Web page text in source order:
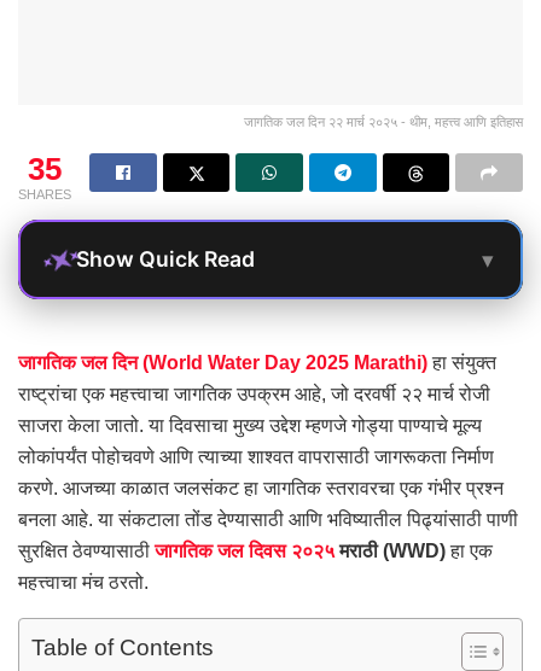
जागतिक जल दिन २२ मार्च २०२५ - थीम, महत्त्व आणि इतिहास
35
SHARES
Show Quick Read ▾
जागतिक जल दिन (World Water Day 2025 Marathi)हा संयुक्त
राष्ट्रांचा एक महत्त्वाचा जागतिक उपक्रम आहे, जो दरवर्षी २२ मार्च रोजी
साजरा केला जातो. या दिवसाचा मुख्य उद्देश म्हणजे गोड्या पाण्याचे मूल्य
लोकांपर्यंत पोहोचवणे आणि त्याच्या शाश्वत वापरासाठी जागरूकता निर्माण
करणे. आजच्या काळात जलसंकट हा जागतिक स्तरावरचा एक गंभीर प्रश्न
बनला आहे. या संकटाला तोंड देण्यासाठी आणि भविष्यातील पिढ्यांसाठी पाणी
सुरक्षित ठेवण्यासाठीजागतिक जल दिवस २०२५मराठी (WWD)हा एक
महत्त्वाचा मंच ठरतो.
Table of Contents